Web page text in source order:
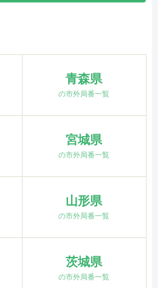
青森県
の市外局番一覧
宮城県
の市外局番一覧
山形県
の市外局番一覧
茨城県
の市外局番一覧